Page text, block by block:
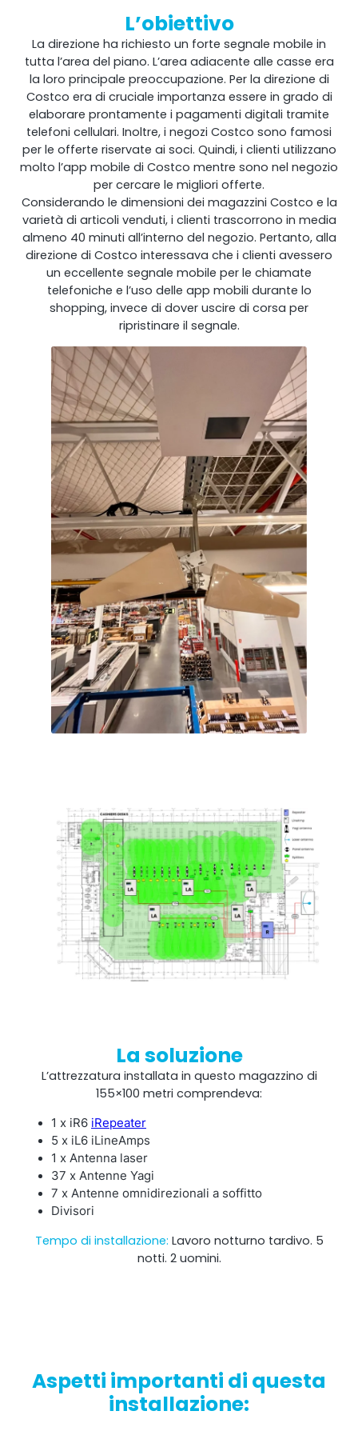
Ripetitore OCTO
Regno Unito e Irlanda. Ripetitore commerciale
RouterAmp
Amplificazione del segnale verso il router.
StellaControl
Monitoraggio remoto
L’obiettivo
La direzione ha richiesto un forte segnale mobile in
tutta l’area del piano. L’area adiacente alle casse era
la loro principale preoccupazione. Per la direzione di
Costco era di cruciale importanza essere in grado di
elaborare prontamente i pagamenti digitali tramite
telefoni cellulari. Inoltre, i negozi Costco sono famosi
per le offerte riservate ai soci. Quindi, i clienti utilizzano
molto l’app mobile di Costco mentre sono nel negozio
per cercare le migliori offerte.
Considerando le dimensioni dei magazzini Costco e la
varietà di articoli venduti, i clienti trascorrono in media
almeno 40 minuti all’interno del negozio. Pertanto, alla
direzione di Costco interessava che i clienti avessero
un eccellente segnale mobile per le chiamate
telefoniche e l’uso delle app mobili durante lo
shopping, invece di dover uscire di corsa per
ripristinare il segnale.
La soluzione
L’attrezzatura installata in questo magazzino di
155×100 metri comprendeva:
1 x iR6 iRepeater
5 x iL6 iLineAmps
1 x Antenna laser
37 x Antenne Yagi
7 x Antenne omnidirezionali a soffitto
Divisori
Tempo di installazione: Lavoro notturno tardivo. 5
notti. 2 uomini.
Aspetti importanti di questa
installazione: